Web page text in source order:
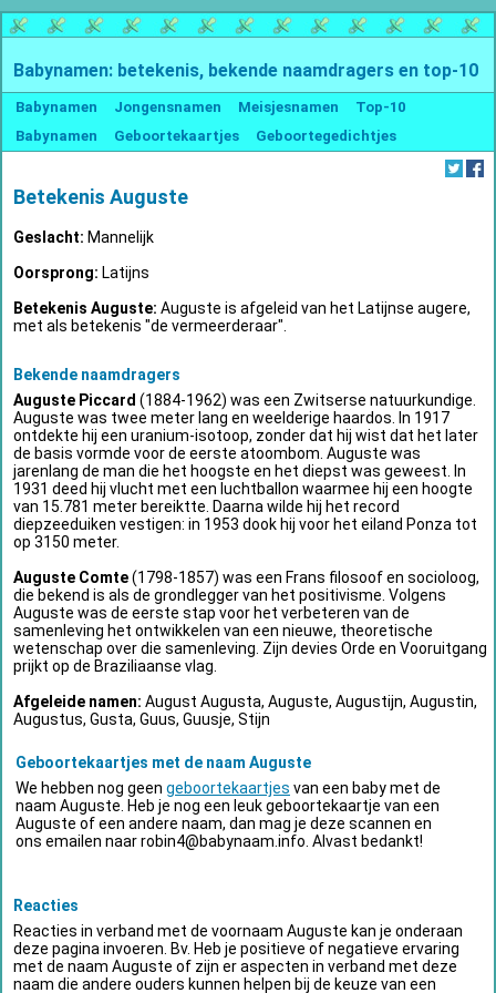
Babynamen: betekenis, bekende naamdragers en top-10
Babynamen Jongensnamen Meisjesnamen
Top-10
Babynamen
Geboortekaartjes Geboortegedichtjes
Betekenis Auguste
Geslacht: Mannelijk
Oorsprong: Latijns
Betekenis Auguste: Auguste is afgeleid van het Latijnse augere,
met als betekenis "de vermeerderaar".
Bekende naamdragers
Auguste Piccard (1884-1962) was een Zwitserse natuurkundige.
Auguste was twee meter lang en weelderige haardos. In 1917
ontdekte hij een uranium-isotoop, zonder dat hij wist dat het later
de basis vormde voor de eerste atoombom. Auguste was
jarenlang de man die het hoogste en het diepst was geweest. In
1931 deed hij vlucht met een luchtballon waarmee hij een hoogte
van 15.781 meter bereiktte. Daarna wilde hij het record
diepzeeduiken vestigen: in 1953 dook hij voor het eiland Ponza tot
op 3150 meter.
Auguste Comte(1798-1857) was een Frans filosoof en socioloog,
die bekend is als de grondlegger van het positivisme. Volgens
Auguste was de eerste stap voor het verbeteren van de
samenleving het ontwikkelen van een nieuwe, theoretische
wetenschap over die samenleving. Zijn devies Orde en Vooruitgang
prijkt op de Braziliaanse vlag.
Afgeleide namen: August Augusta, Auguste, Augustijn, Augustin,
Augustus, Gusta, Guus, Guusje, Stijn
Geboortekaartjes met de naam Auguste
We hebben nog geen geboortekaartjes van een baby met de
naam Auguste. Heb je nog een leuk geboortekaartje van een
Auguste of een andere naam, dan mag je deze scannen en
ons emailen naarrobin4@babynaam.info . Alvast bedankt!
Reacties
Reacties in verband met de voornaam Auguste kan je onderaan
deze pagina invoeren. Bv. Heb je positieve of negatieve ervaring
met de naam Auguste of zijn er aspecten in verband met deze
naam die andere ouders kunnen helpen bij de keuze van een